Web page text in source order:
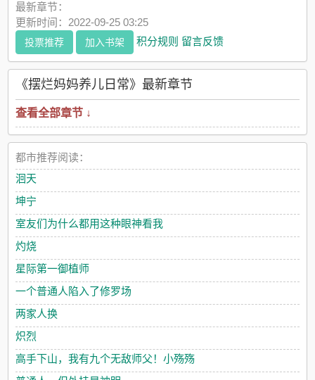
最新章节：
更新时间：2022-09-25 03:25
投票推荐 加入书架 积分规则 留言反馈
《摆烂妈妈养儿日常》最新章节
查看全部章节 ↓
都市推荐阅读：
洄天
坤宁
室友们为什么都用这种眼神看我
灼烧
星际第一御植师
一个普通人陷入了修罗场
两家人换
炽烈
高手下山，我有九个无敌师父！小殇殇